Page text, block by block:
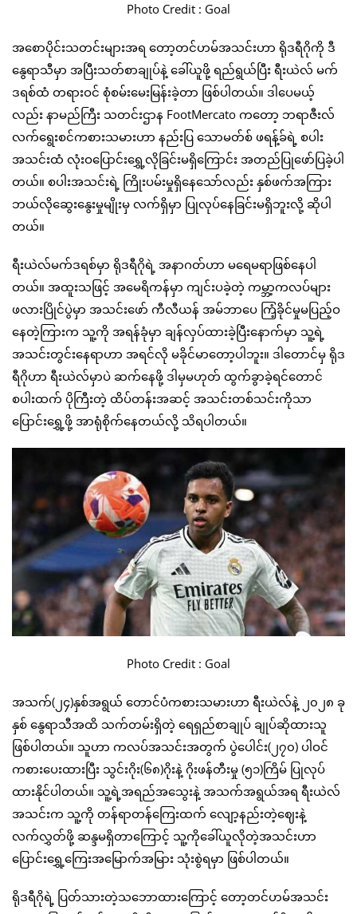
Photo Credit : Goal
အစောပိုင်းသတင်းများအရ တော့တင်ဟမ်အသင်းဟာ ရိုဒရီဂိုကို ဒီ
နွေရာသီမှာ အပြီးသတ်စာချုပ်နဲ့ ခေါ်ယူဖို့ ရည်ရွယ်ပြီး ရီးယဲလ် မက်
ဒရစ်ထံ တရားဝင် စုံစမ်းမေးမြန်းခဲ့တာ ဖြစ်ပါတယ်။ ဒါပေမယ့်
လည်း နာမည်ကြီး သတင်းဌာန FootMercato ကတော့ ဘရာဇီးလ်
လက်ရွေးစင်ကစားသမားဟာ နည်းပြ သောမတ်စ် ဖရန့်ခ်ရဲ့ စပါး
အသင်းထံ လုံးဝပြောင်းရွှေ့လိုခြင်းမရှိကြောင်း အတည်ပြုဖော်ပြခဲ့ပါ
တယ်။ စပါးအသင်းရဲ့ ကြိုးပမ်းမှုရှိနေသော်လည်း နှစ်ဖက်အကြား
ဘယ်လိုဆွေးနွေးမှုမျိုးမှ လက်ရှိမှာ ပြုလုပ်နေခြင်းမရှိဘူးလို့ ဆိုပါ
တယ်။
ရီးယဲလ်မက်ဒရစ်မှာ ရိုဒရီဂိုရဲ့ အနာဂတ်ဟာ မရေမရာဖြစ်နေပါ
တယ်။ အထူးသဖြင့် အမေရိကန်မှာ ကျင်းပခဲ့တဲ့ ကမ္ဘာ့ကလပ်များ
ဖလားပြိုင်ပွဲမှာ အသင်းဖော် ကီလီယန် အမ်ဘာပေ ကြံ့ခိုင်မှုမပြည့်ဝ
နေတဲ့ကြားက သူ့ကို အရန်ခုံမှာ ချန်လှပ်ထားခဲ့ပြီးနောက်မှာ သူ့ရဲ့
အသင်းတွင်းနေရာဟာ အရင်လို မခိုင်မာတော့ပါဘူး။ ဒါတောင်မှ ရိုဒ
ရီဂိုဟာ ရီးယဲလ်မှာပဲ ဆက်နေဖို့ ဒါမှမဟုတ် ထွက်ခွာခဲ့ရင်တောင်
စပါးထက် ပိုကြီးတဲ့ ထိပ်တန်းအဆင့် အသင်းတစ်သင်းကိုသာ
ပြောင်းရွှေ့ဖို့ အာရုံစိုက်နေတယ်လို့ သိရပါတယ်။
Photo Credit : Goal
အသက်(၂၄)နှစ်အရွယ် တောင်ပံကစားသမားဟာ ရီးယဲလ်နဲ့ ၂၀၂၈ ခု
နှစ် နွေရာသီအထိ သက်တမ်းရှိတဲ့ ရေရှည်စာချုပ် ချုပ်ဆိုထားသူ
ဖြစ်ပါတယ်။ သူဟာ ကလပ်အသင်းအတွက် ပွဲပေါင်း(၂၇၀) ပါဝင်
ကစားပေးထားပြီး သွင်းဂိုး(၆၈)ဂိုးနဲ့ ဂိုးဖန်တီးမှု (၅၁)ကြိမ် ပြုလုပ်
ထားနိုင်ပါတယ်။ သူ့ရဲ့အရည်အသွေးနဲ့ အသက်အရွယ်အရ ရီးယဲလ်
အသင်းက သူ့ကို တန်ရာတန်ကြေးထက် လျော့နည်းတဲ့ဈေးနဲ့
လက်လွှတ်ဖို့ ဆန္ဒမရှိတာကြောင့် သူ့ကိုခေါ်ယူလိုတဲ့အသင်းဟာ
ပြောင်းရွှေ့ကြေးအမြောက်အမြား သုံးစွဲရမှာ ဖြစ်ပါတယ်။
ရိုဒရီဂိုရဲ့ ပြတ်သားတဲ့သဘောထားကြောင့် တော့တင်ဟမ်အသင်း